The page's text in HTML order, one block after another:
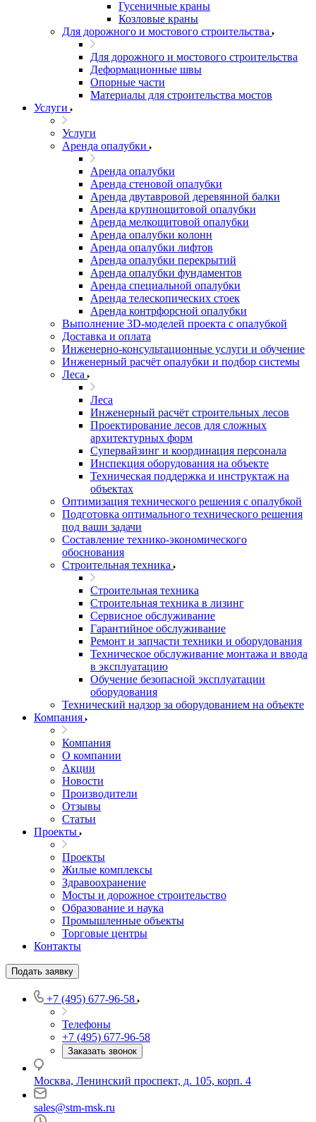
Гусеничные краны
Козловые краны
Для дорожного и мостового строительства
Для дорожного и мостового строительства
Деформационные швы
Опорные части
Материалы для строительства мостов
Услуги
Услуги
Аренда опалубки
Аренда опалубки
Аренда стеновой опалубки
Аренда двутавровой деревянной балки
Аренда крупнощитовой опалубки
Аренда мелкощитовой опалубки
Аренда опалубки колонн
Аренда опалубки лифтов
Аренда опалубки перекрытий
Аренда опалубки фундаментов
Аренда специальной опалубки
Аренда телескопических стоек
Аренда контрфорсной опалубки
Выполнение 3D-моделей проекта с опалубкой
Доставка и оплата
Инженерно-консультационные услуги и обучение
Инженерный расчёт опалубки и подбор системы
Леса
Леса
Инженерный расчёт строительных лесов
Проектирование лесов для сложных
архитектурных форм
Супервайзинг и координация персонала
Инспекция оборудования на объекте
Техническая поддержка и инструктаж на
объектах
Оптимизация технического решения с опалубкой
Подготовка оптимального технического решения
под ваши задачи
Составление технико-экономического
обоснования
Строительная техника
Строительная техника
Строительная техника в лизинг
Сервисное обслуживание
Гарантийное обслуживание
Ремонт и запчасти техники и оборудования
Техническое обслуживание монтажа и ввода
в эксплуатацию
Обучение безопасной эксплуатации
оборудования
Технический надзор за оборудованием на объекте
Компания
Компания
О компании
Акции
Новости
Производители
Отзывы
Статьи
Проекты
Проекты
Жилые комплексы
Здравоохранение
Мосты и дорожное строительство
Образование и наука
Промышленные объекты
Торговые центры
Контакты
Подать заявку
+7 (495) 677-96-58
Телефоны
+7 (495) 677-96-58
Заказать звонок
Москва, Ленинский проспект, д. 105, корп. 4
sales@stm-msk.ru